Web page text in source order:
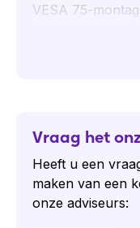
VESA 75-
betrouwbaar,
Retail
Horeca
Logistiek
Vraag het
Heeft u een
maken van een
onze adviseurs: